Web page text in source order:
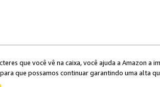
que você vê na caixa, você ajuda a Amazon
que possamos continuar garantindo uma alta